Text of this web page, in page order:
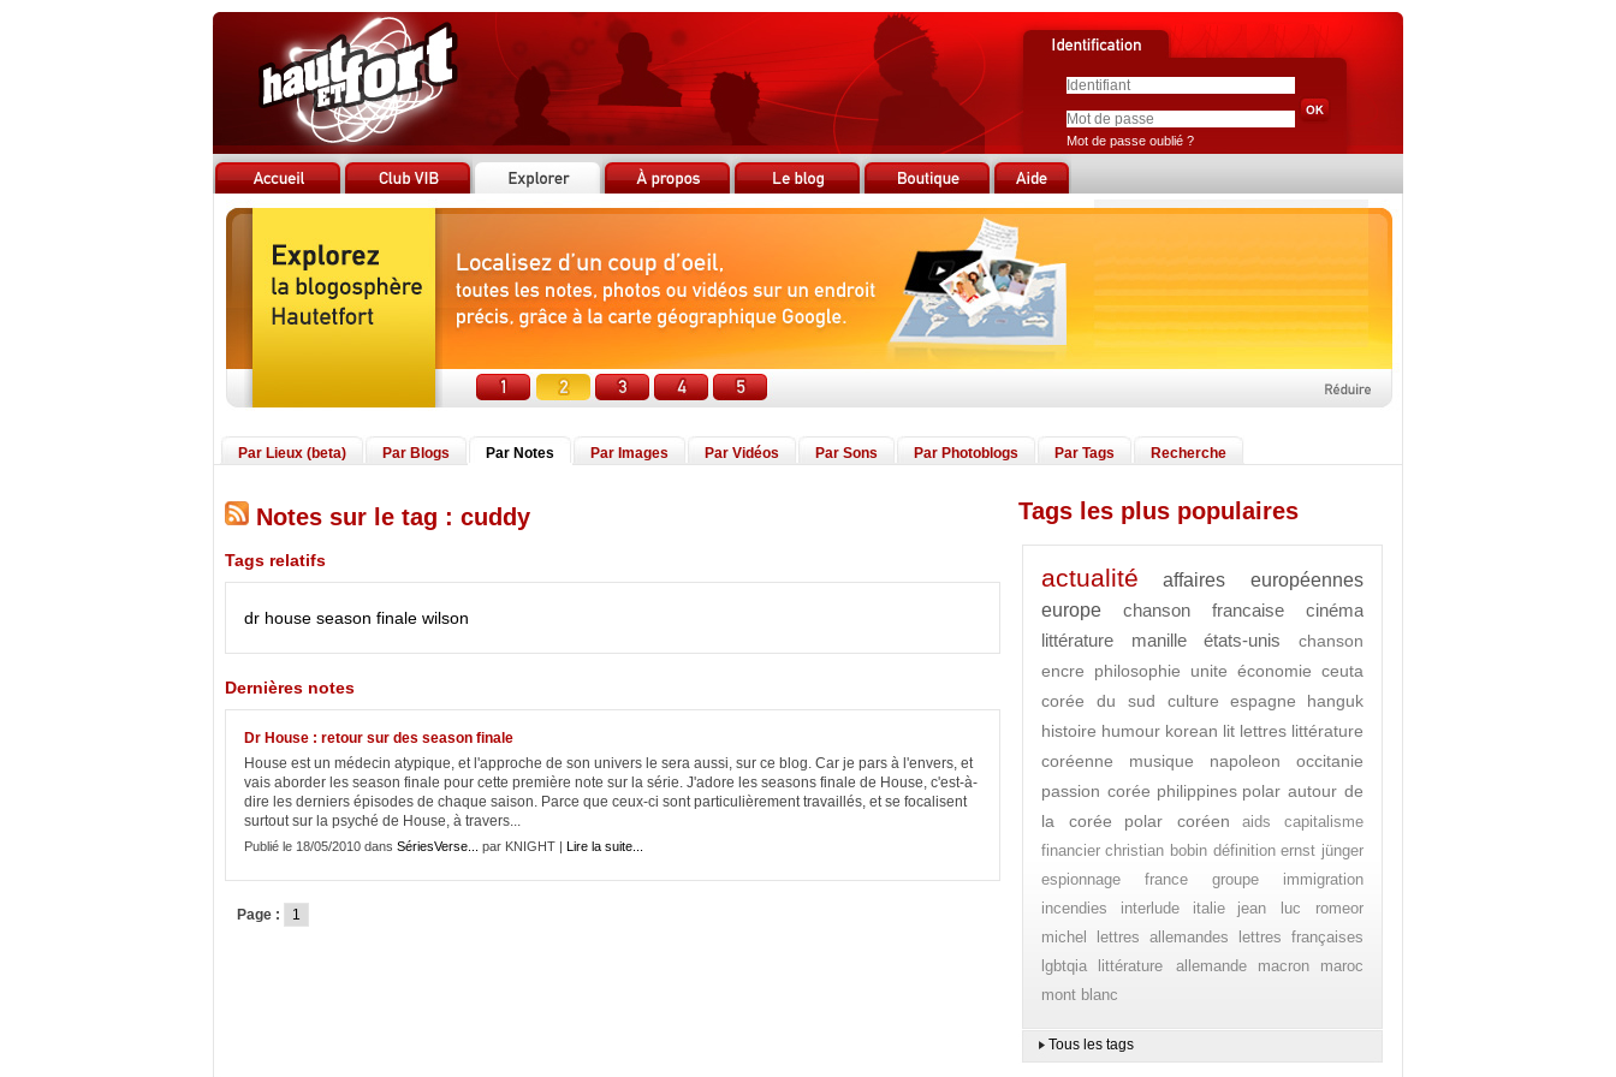
Mot de passe oublié ?
Par Lieux (beta) Par Blogs Par Notes Par Images Par Vidéos Par Sons Par Photoblogs Par Tags Recherche
Notes sur le tag : cuddy
Tags relatifs
dr house season finale wilson
Dernières notes
Dr House : retour sur des season finale
House est un médecin atypique, et l'approche de son univers le sera aussi, sur ce blog. Car je pars à l'envers, et
vais aborder les season finale pour cette première note sur la série. J'adore les seasons finale de House, c'est-à-
dire les derniers épisodes de chaque saison. Parce que ceux-ci sont particulièrement travaillés, et se focalisent
surtout sur la psyché de House, à travers...
Publié le 18/05/2010 dans SériesVerse... par KNIGHT | Lire la suite...
Page : 1
Tags les plus populaires
actualité
affaires européennes
europe
chanson francaise
cinéma
littérature
manille états-unis
chanson
encre
philosophie unite économie ceuta
corée du sud
culture espagne
hanguk
histoire humour korean lit lettres littérature
coréenne
musique napoleon
occitanie
passion corée philippines polar autour de
la corée
polar coréen aids
capitalisme
financier christian bobin définition ernst jünger
espionnage
france groupe
immigration
incendies
interlude italie
jean luc romeor
michel
lettres allemandes
lettres françaises
lgbtqia
littérature allemande macron
maroc
mont blanc
Tous les tags